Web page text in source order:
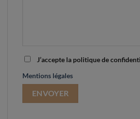
J’accepte la politique de
Mentions légales